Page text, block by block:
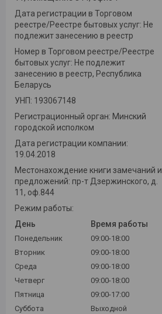
Дата регистрации в Торговом
реестре/Реестре бытовых услуг: Не
подлежит занесению в реестр
Номер в Торговом реестре/Реестре
бытовых услуг: Не подлежит
занесению в реестр, Республика
Беларусь
УНП: 193067148
Регистрационный орган: Минский
городской исполком
Дата регистрации компании:
19.04.2018
Местонахождение книги замечаний и
предложений: пр-т Дзержинского, д.
11, оф.844
Режим работы:
День
Время работы
Понедельник
09:00-18:00
Вторник
09:00-18:00
Среда
09:00-18:00
Четверг
09:00-18:00
Пятница
09:00-17:00
Суббота
Выходной